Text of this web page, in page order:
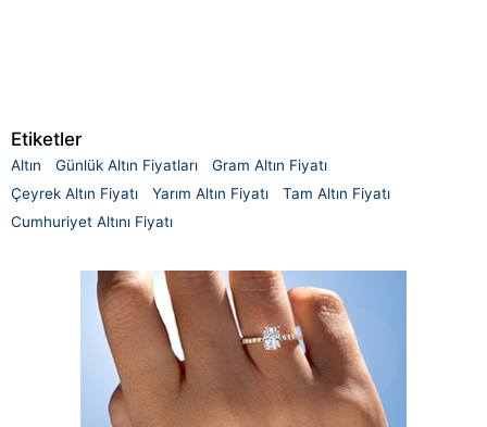
Etiketler
Altın Günlük Altın Fiyatları
Gram Altın Fiyatı
Çeyrek Altın Fiyatı
Yarım Altın Fiyatı
Tam Altın Fiyatı
Cumhuriyet Altını Fiyatı